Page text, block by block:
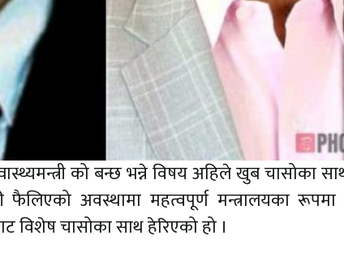
को बन्छ भन्ने विषय अहिले खुब चासोका
अवस्थामा महत्वपूर्ण मन्त्रालयका रूपमा
विशेष चासोका साथ हेरिएको हो ।